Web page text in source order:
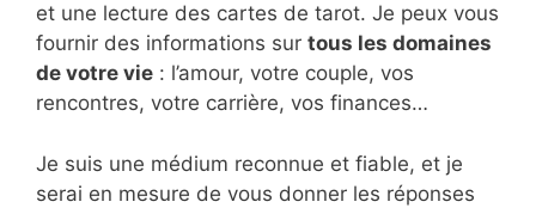
et une lecture des cartes de tarot. Je peux vous
fournir des informations sur tous les domaines
de votre vie : l’amour, votre couple, vos
rencontres, votre carrière, vos finances…
Je suis une médium reconnue et fiable, et je
serai en mesure de vous donner les réponses